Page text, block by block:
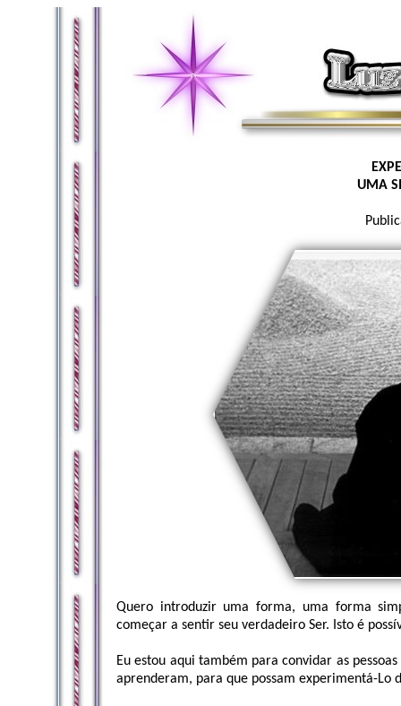
UMA
Quero introduzir uma forma, uma forma
começar a sentir seu verdadeiro Ser. Isto é
Eu estou aqui também para convidar as
aprenderam, para que possam experimentá-Lo